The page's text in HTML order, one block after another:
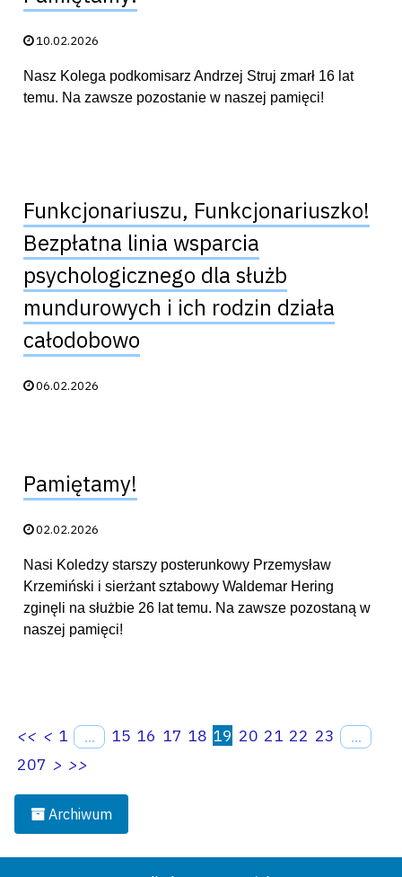
Data publikacji:
10.02.2026
Nasz Kolega podkomisarz Andrzej Struj zmarł 16 lat
temu. Na zawsze pozostanie w naszej pamięci!
Funkcjonariuszu, Funkcjonariuszko!
Bezpłatna linia wsparcia
psychologicznego dla służb
mundurowych i ich rodzin działa
całodobowo
Data publikacji:
06.02.2026
Pamiętamy!
Data publikacji:
02.02.2026
Nasi Koledzy starszy posterunkowy Przemysław
Krzemiński i sierżant sztabowy Waldemar Hering
zginęli na służbie 26 lat temu. Na zawsze pozostaną w
naszej pamięci!
<< < 1 ... 15 16 17 18 19 20 21 22 23
...
207 > >>
Archiwum